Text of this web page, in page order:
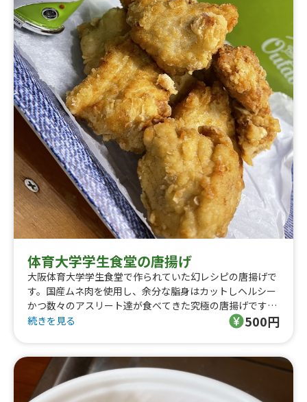
体育大学学生食堂の唐揚げ
大阪体育大学学生食堂で作られていた幻レシピの唐揚げで
す。国産ムネ肉を使用し、余分な脂身はカットしヘルシー
かつ数々のアスリート達が食べてきた究極の唐揚げです。
胸肉なのに奇跡の柔らかさとジューシーさを実現！
続きを見る 500円